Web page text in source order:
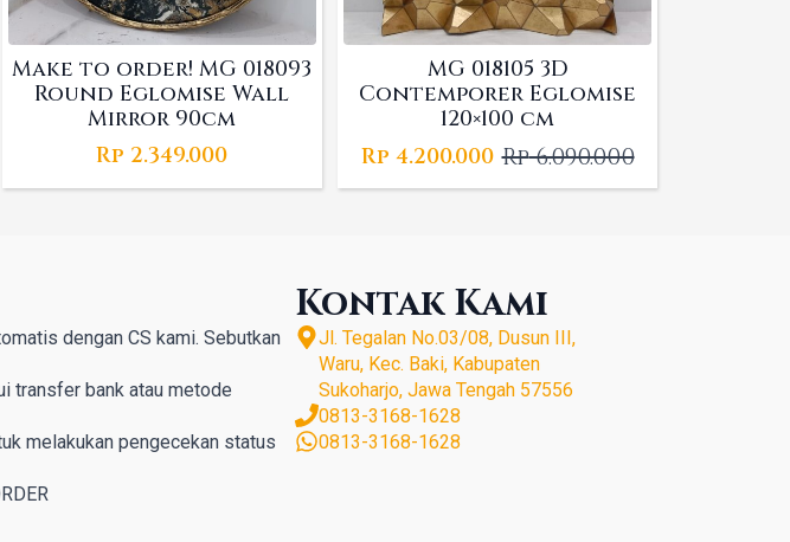
Make to order! MG 018093
Round Eglomise Wall
Mirror 90cm
Rp 2.349.000
MG 018105 3D
Contemporer Eglomise
120×100 cm
Rp6.090.000
Original
price
Rp 4.200.000 Current
price
dengan CS kami. Sebutkan
transfer bank atau metode
melakukan pengecekan status
Kontak Kami
Jl. Tegalan No.03/08, Dusun III,
Waru, Kec. Baki, Kabupaten
Sukoharjo, Jawa Tengah 57556
0813-3168-1628
0813-3168-1628